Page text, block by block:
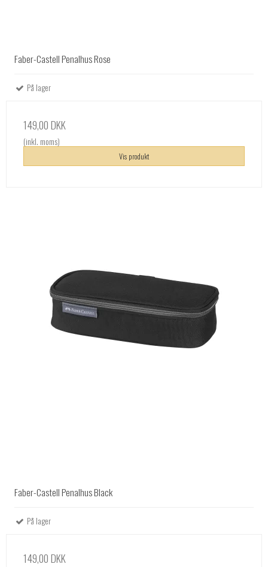
Faber-Castell Penalhus Rose
På lager
149,00 DKK
(inkl. moms)
Vis produkt
Faber-Castell Penalhus Black
På lager
149,00 DKK